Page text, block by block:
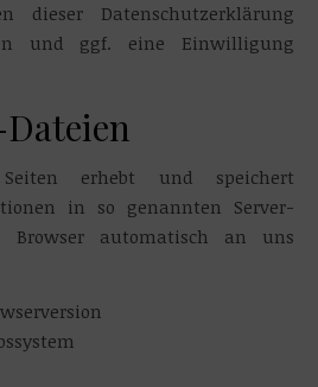
dieser Datenschutzerklärung
und ggf. eine Einwilligung
erhebt und speichert
in so genannten Server-
Browser automatisch an uns